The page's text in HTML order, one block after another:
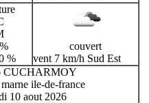
%
couvert
vent 7 km/h Sud Est
CUCHARMOY
ile-de-france
10 aout 2026